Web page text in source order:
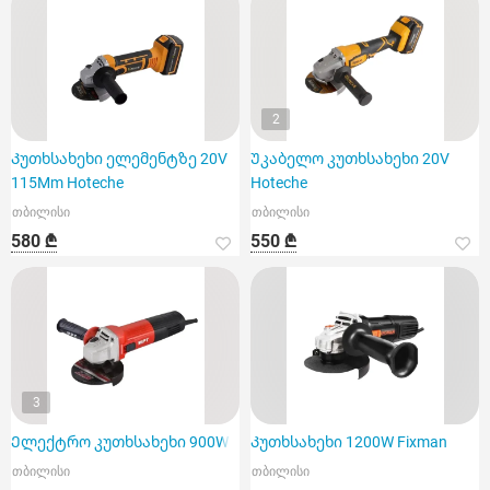
Კუთხსახეხი ელემენტზე 20V
115Mm Hoteche
თბილისი
580 ₾
2
Უკაბელო კუთხსახეხი 20V
Hoteche
თბილისი
550 ₾
3
Ელექტრო კუთხსახეხი 900W
თბილისი
Კუთხსახეხი 1200W Fixman
თბილისი